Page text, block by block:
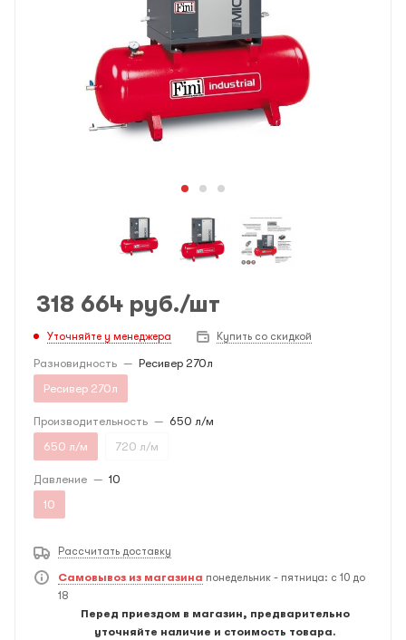
318 664 руб./шт
Уточняйте у менеджера Купить со скидкой
Разновидность — Ресивер 270л
Ресивер 270л
Производительность — 650 л/м
650 л/м
720 л/м
Давление — 10
10
Рассчитать доставку
Самовывоз из магазина понедельник - пятница: с 10 до
18
Перед приездом в магазин, предварительно
уточняйте наличие и стоимость товара.